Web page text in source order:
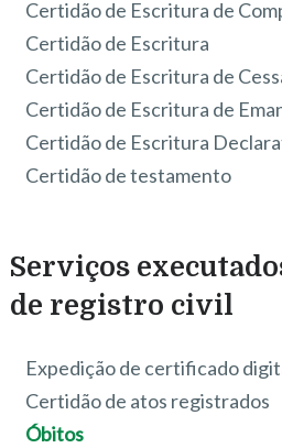
Certidão de Escritura de
Certidão de Escritura
Certidão de Escritura de
Certidão de Escritura de
Certidão de Escritura
Certidão de testamento
Serviços
de registro civil
Expedição de certificado
Certidão de atos registrados
Óbitos